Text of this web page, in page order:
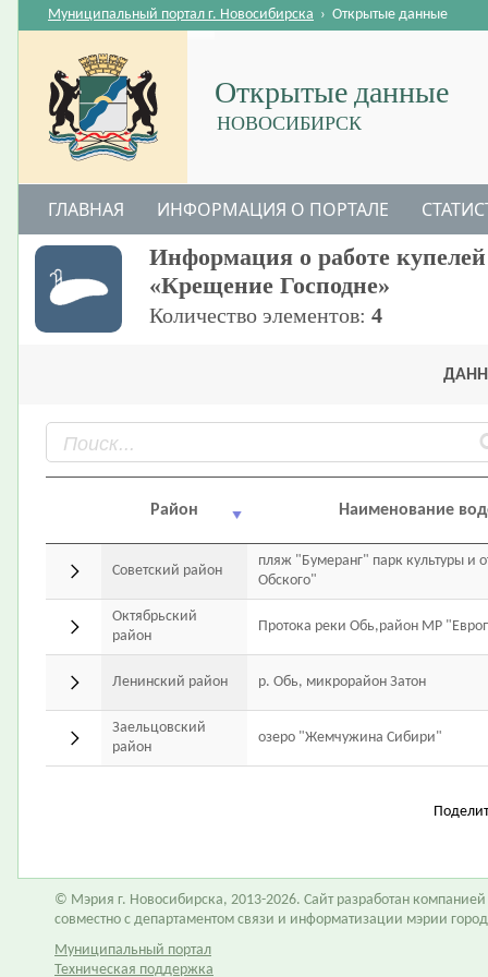
Открытые данные
НОВОСИБИРСК
Муниципальный портал г. Новосибирска › Открытые данные
ГЛАВНАЯ ИНФОРМАЦИЯ О ПОРТАЛЕ
Информация о работе
«Крещение Господне»
Количество элементов: 4
Район Наименование
Советский район
пляж "Бумеранг" парк культуры и
Обского"
Октябрьский
район
Протока реки Обь,район МР
Ленинский район р. Обь, микрорайон Затон
Заельцовский
район
озеро "Жемчужина Сибири"
© Мэрия г. Новосибирска, 2013-2026. Сайт разработан компанией
совместно с департаментом связи и информатизации мэрии
Муниципальный портал
Техническая поддержка